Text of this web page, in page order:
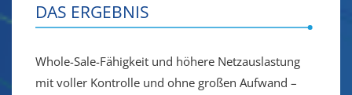
DAS ERGEBNIS
Whole-Sale-Fähigkeit und höhere Netzauslastung
mit voller Kontrolle und ohne großen Aufwand –